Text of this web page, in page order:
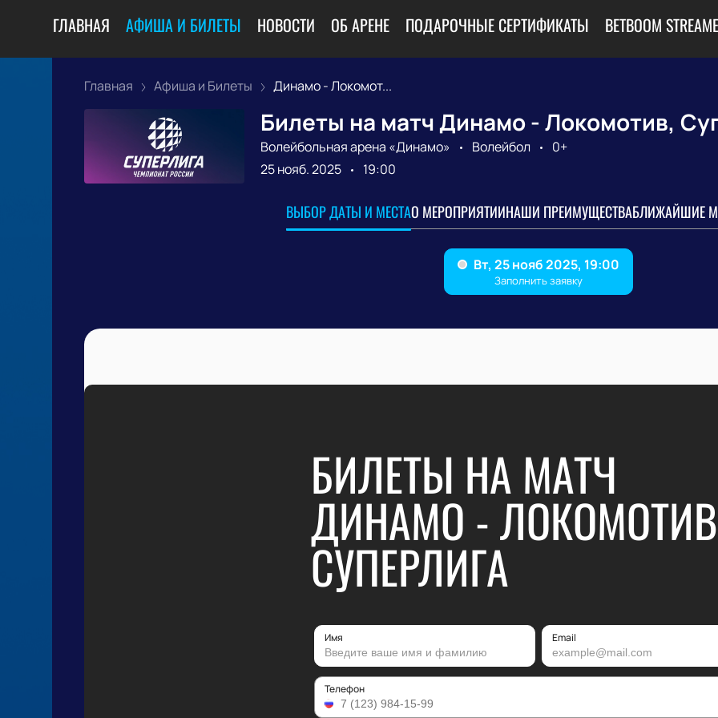
ГЛАВНАЯ АФИША И БИЛЕТЫ НОВОСТИ ОБ АРЕНЕ ПОДАРОЧНЫЕ СЕРТИФИКАТЫ BETBOOM
Главная Афиша и Билеты Динамо - Локомот...
Билеты на матч Динамо - Локомотив,
Волейбольная арена «Динамо» Волейбол
0+
25 нояб. 2025
19:00
ВЫБОР ДАТЫ И МЕСТАО МЕРОПРИЯТИИНАШИ ПРЕИМУЩЕСТВАБЛИЖАЙШИЕ
БИЛЕТЫ НА МАТЧ
ДИНАМО -
СУПЕРЛИГА
Имя Email
Телефон